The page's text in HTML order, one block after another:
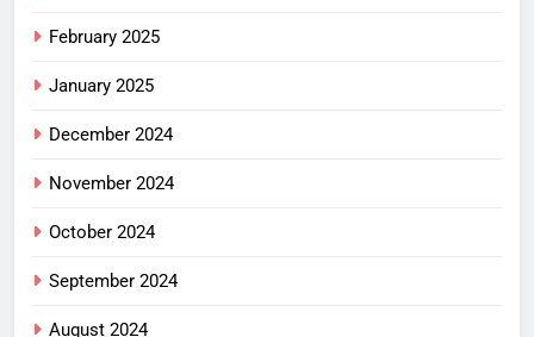
February 2025
January 2025
December 2024
November 2024
October 2024
September 2024
August 2024